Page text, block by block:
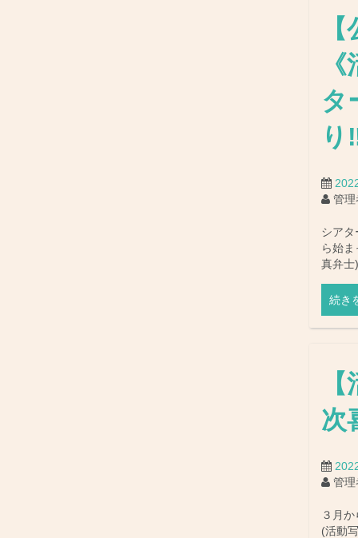
タ
り
管理
シア
ら始
真弁
続き
次
管理
３月
(活動